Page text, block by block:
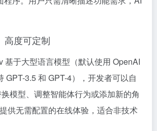
高度可定制
基于大型语言模型（默认使用 OpenAI
GPT-3.5 和 GPT-4），开发者可以自
模型、调整智能体行为或添加新的角
供无需配置的在线体验，适合非技术